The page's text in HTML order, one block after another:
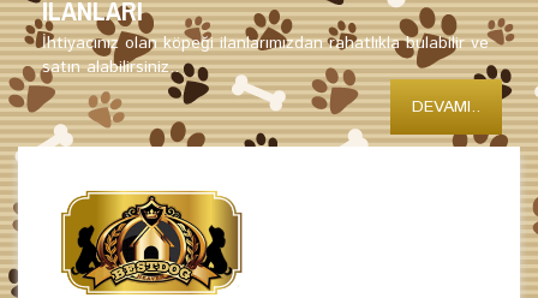
İLANLARI
İhtiyacınız olan köpeği ilanlarımızdan rahatlıkla bulabilir ve
satın alabilirsiniz..
DEVAMI..